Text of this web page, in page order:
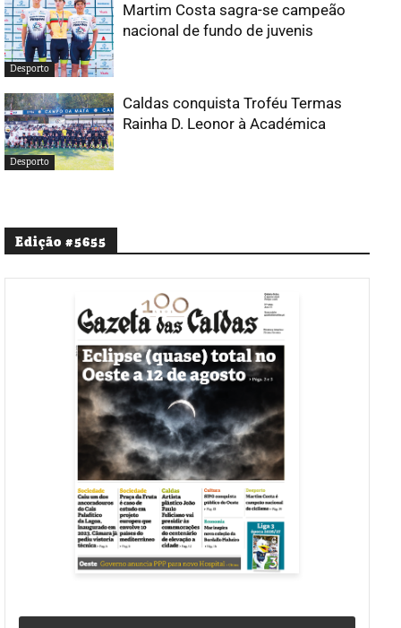
Desporto
Martim Costa sagra-se campeão
nacional de fundo de juvenis
Desporto
Caldas conquista Troféu Termas
Rainha D. Leonor à Académica
Edição #5655